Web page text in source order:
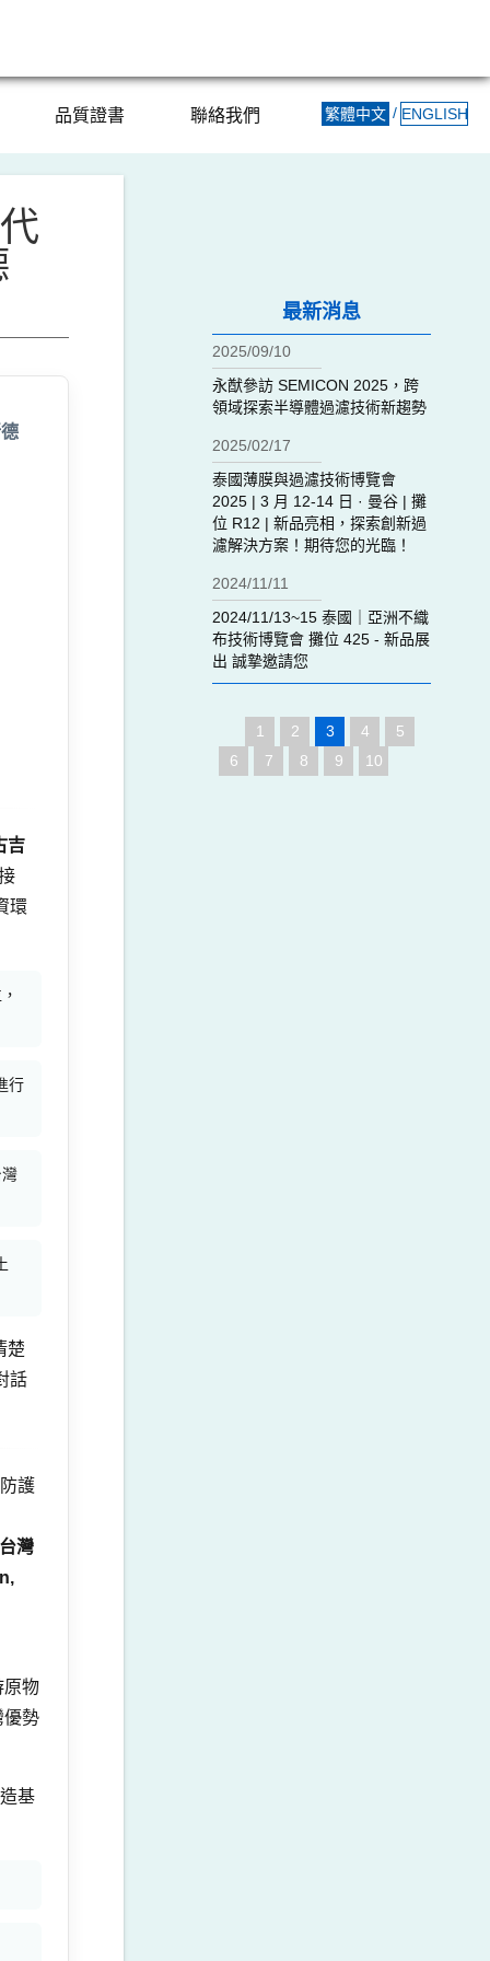
品質證書 聯絡我們 ENGLISH
/
繁體中文
吉
環
行
楚
話
護
台灣
原物
優勢
基
最新消息
2025/09/10
永猷參訪 SEMICON 2025，跨
領域探索半導體過濾技術新趨勢
2025/02/17
泰國薄膜與過濾技術博覽會
2025 | 3 月 12-14 日 · 曼谷 | 攤
位 R12 | 新品亮相，探索創新過
濾解決方案！期待您的光臨！
2024/11/11
2024/11/13~15 泰國｜亞洲不織
布技術博覽會 攤位 425 - 新品展
出 誠摯邀請您
1 2 3 4
5
6
7 8 9 10